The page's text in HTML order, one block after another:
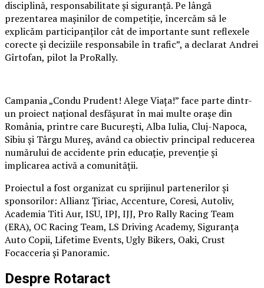
disciplină, responsabilitate și siguranță. Pe lângă
prezentarea mașinilor de competiție, încercăm să le
explicăm participanților cât de importante sunt reflexele
corecte și deciziile responsabile în trafic”, a declarat Andrei
Gîrtofan, pilot la ProRally.
Campania „Condu Prudent! Alege Viața!” face parte dintr-
un proiect național desfășurat în mai multe orașe din
România, printre care București, Alba Iulia, Cluj-Napoca,
Sibiu și Târgu Mureș, având ca obiectiv principal reducerea
numărului de accidente prin educație, prevenție și
implicarea activă a comunității.
Proiectul a fost organizat cu sprijinul partenerilor și
sponsorilor: Allianz Țiriac, Accenture, Coresi, Autoliv,
Academia Titi Aur, ISU, IPJ, IJJ, Pro Rally Racing Team
(ERA), OC Racing Team, LS Driving Academy, Siguranța
Auto Copii, Lifetime Events, Ugly Bikers, Oaki, Crust
Focacceria și Panoramic.
Despre Rotaract